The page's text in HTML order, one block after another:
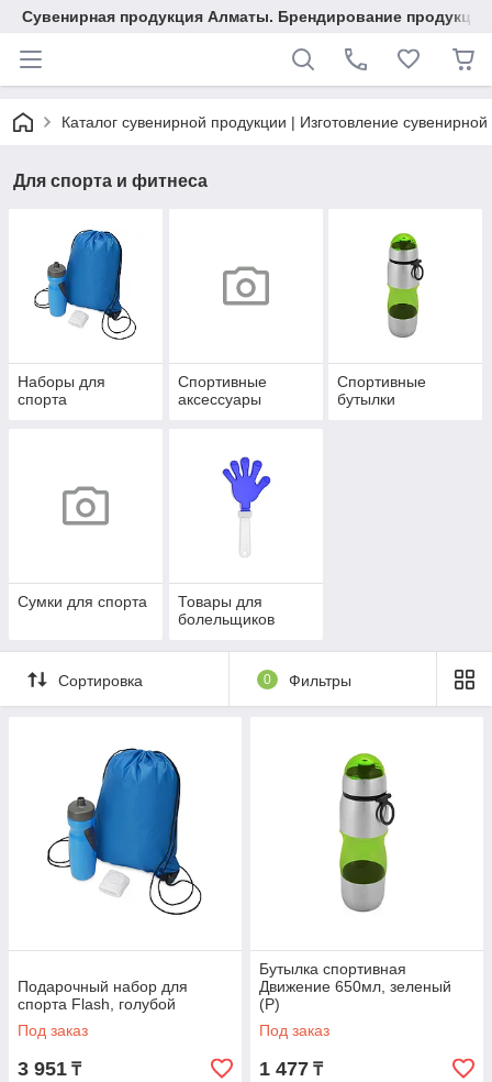
Сувенирная продукция Алматы. Брендирование
Каталог сувенирной продукции | Изготовление
Для спорта и фитнеса
Наборы для
спорта
Спортивные
аксессуары
Спортивные
бутылки
Сумки для спорта
Товары для
болельщиков
Сортировка 0 Фильтры
Подарочный набор для
спорта Flash, голубой
Под заказ
3 951 ₸
Бутылка спортивная
Движение 650мл, зеленый
(Р)
Под заказ
1 477 ₸